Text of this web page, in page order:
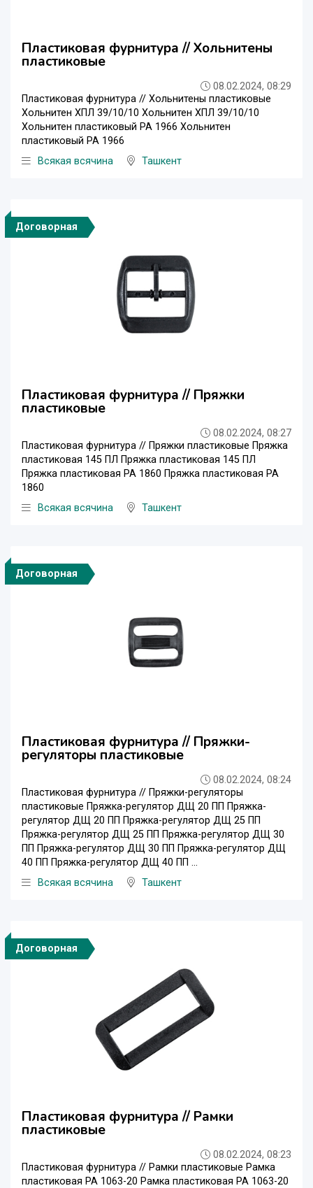
Пластиковая фурнитура // Хольнитены
пластиковые
08.02.2024, 08:29
Пластиковая фурнитура // Хольнитены пластиковые
Хольнитен ХПЛ 39/10/10 Хольнитен ХПЛ 39/10/10
Хольнитен пластиковый РА 1966 Хольнитен
пластиковый РА 1966
Всякая всячина
Ташкент
Договорная
Пластиковая фурнитура // Пряжки
пластиковые
08.02.2024, 08:27
Пластиковая фурнитура // Пряжки пластиковые Пряжка
пластиковая 145 ПЛ Пряжка пластиковая 145 ПЛ
Пряжка пластиковая РА 1860 Пряжка пластиковая РА
1860
Всякая всячина
Ташкент
Договорная
Пластиковая фурнитура // Пряжки-
регуляторы пластиковые
08.02.2024, 08:24
Пластиковая фурнитура // Пряжки-регуляторы
пластиковые Пряжка-регулятор ДЩ 20 ПП Пряжка-
регулятор ДЩ 20 ПП Пряжка-регулятор ДЩ 25 ПП
Пряжка-регулятор ДЩ 25 ПП Пряжка-регулятор ДЩ 30
ПП Пряжка-регулятор ДЩ 30 ПП Пряжка-регулятор ДЩ
40 ПП Пряжка-регулятор ДЩ 40 ПП ...
Всякая всячина
Ташкент
Договорная
Пластиковая фурнитура // Рамки
пластиковые
08.02.2024, 08:23
Пластиковая фурнитура // Рамки пластиковые Рамка
пластиковая PA 1063-20 Рамка пластиковая PA 1063-20